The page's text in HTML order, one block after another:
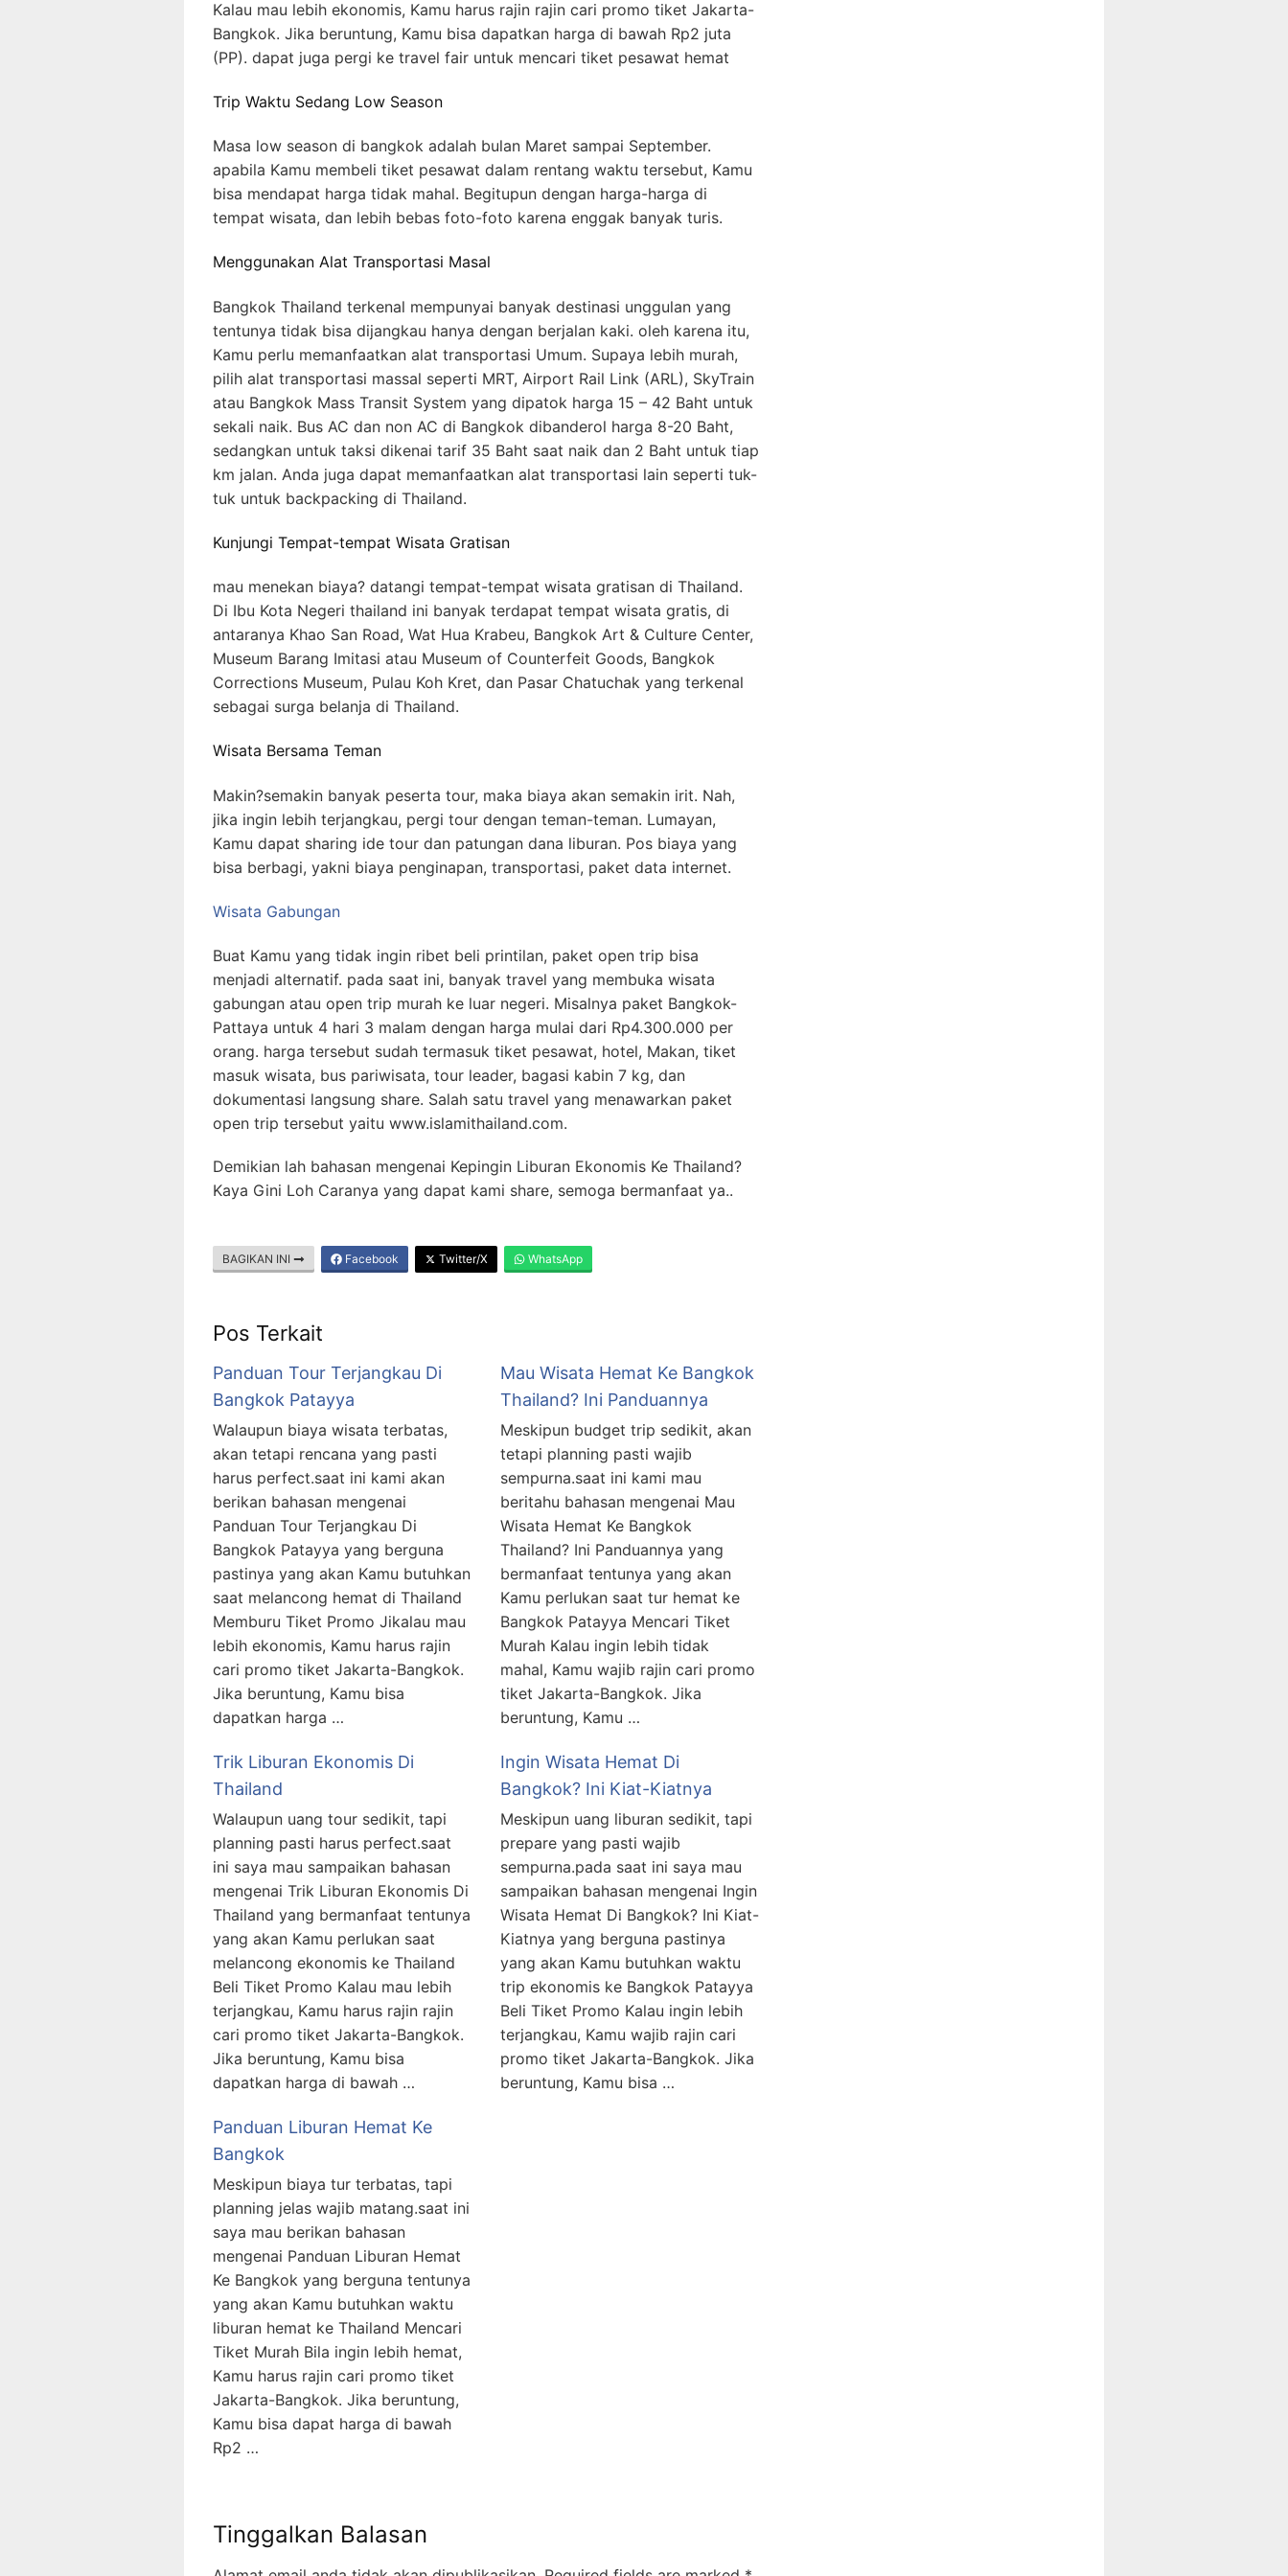
Kalau mau lebih ekonomis, Kamu harus rajin rajin cari promo tiket Jakarta-
Bangkok. Jika beruntung, Kamu bisa dapatkan harga di bawah Rp2 juta
(PP). dapat juga pergi ke travel fair untuk mencari tiket pesawat hemat
Trip Waktu Sedang Low Season
Masa low season di bangkok adalah bulan Maret sampai September.
apabila Kamu membeli tiket pesawat dalam rentang waktu tersebut, Kamu
bisa mendapat harga tidak mahal. Begitupun dengan harga-harga di
tempat wisata, dan lebih bebas foto-foto karena enggak banyak turis.
Menggunakan Alat Transportasi Masal
Bangkok Thailand terkenal mempunyai banyak destinasi unggulan yang
tentunya tidak bisa dijangkau hanya dengan berjalan kaki. oleh karena itu,
Kamu perlu memanfaatkan alat transportasi Umum. Supaya lebih murah,
pilih alat transportasi massal seperti MRT, Airport Rail Link (ARL), SkyTrain
atau Bangkok Mass Transit System yang dipatok harga 15 – 42 Baht untuk
sekali naik. Bus AC dan non AC di Bangkok dibanderol harga 8-20 Baht,
sedangkan untuk taksi dikenai tarif 35 Baht saat naik dan 2 Baht untuk tiap
km jalan. Anda juga dapat memanfaatkan alat transportasi lain seperti tuk-
tuk untuk backpacking di Thailand.
Kunjungi Tempat-tempat Wisata Gratisan
mau menekan biaya? datangi tempat-tempat wisata gratisan di Thailand.
Di Ibu Kota Negeri thailand ini banyak terdapat tempat wisata gratis, di
antaranya Khao San Road, Wat Hua Krabeu, Bangkok Art & Culture Center,
Museum Barang Imitasi atau Museum of Counterfeit Goods, Bangkok
Corrections Museum, Pulau Koh Kret, dan Pasar Chatuchak yang terkenal
sebagai surga belanja di Thailand.
Wisata Bersama Teman
Makin?semakin banyak peserta tour, maka biaya akan semakin irit. Nah,
jika ingin lebih terjangkau, pergi tour dengan teman-teman. Lumayan,
Kamu dapat sharing ide tour dan patungan dana liburan. Pos biaya yang
bisa berbagi, yakni biaya penginapan, transportasi, paket data internet.
Wisata Gabungan
Buat Kamu yang tidak ingin ribet beli printilan, paket open trip bisa
menjadi alternatif. pada saat ini, banyak travel yang membuka wisata
gabungan atau open trip murah ke luar negeri. Misalnya paket Bangkok-
Pattaya untuk 4 hari 3 malam dengan harga mulai dari Rp4.300.000 per
orang. harga tersebut sudah termasuk tiket pesawat, hotel, Makan, tiket
masuk wisata, bus pariwisata, tour leader, bagasi kabin 7 kg, dan
dokumentasi langsung share. Salah satu travel yang menawarkan paket
open trip tersebut yaitu www.islamithailand.com.
Demikian lah bahasan mengenai Kepingin Liburan Ekonomis Ke Thailand?
Kaya Gini Loh Caranya yang dapat kami share, semoga bermanfaat ya..
BAGIKAN INI Facebook Twitter/X WhatsApp
Pos Terkait
Panduan Tour Terjangkau Di
Bangkok Patayya
Walaupun biaya wisata terbatas,
akan tetapi rencana yang pasti
harus perfect.saat ini kami akan
berikan bahasan mengenai
Panduan Tour Terjangkau Di
Bangkok Patayya yang berguna
pastinya yang akan Kamu butuhkan
saat melancong hemat di Thailand
Memburu Tiket Promo Jikalau mau
lebih ekonomis, Kamu harus rajin
cari promo tiket Jakarta-Bangkok.
Jika beruntung, Kamu bisa
dapatkan harga …
Mau Wisata Hemat Ke Bangkok
Thailand? Ini Panduannya
Meskipun budget trip sedikit, akan
tetapi planning pasti wajib
sempurna.saat ini kami mau
beritahu bahasan mengenai Mau
Wisata Hemat Ke Bangkok
Thailand? Ini Panduannya yang
bermanfaat tentunya yang akan
Kamu perlukan saat tur hemat ke
Bangkok Patayya Mencari Tiket
Murah Kalau ingin lebih tidak
mahal, Kamu wajib rajin cari promo
tiket Jakarta-Bangkok. Jika
beruntung, Kamu …
Trik Liburan Ekonomis Di
Thailand
Walaupun uang tour sedikit, tapi
planning pasti harus perfect.saat
ini saya mau sampaikan bahasan
mengenai Trik Liburan Ekonomis Di
Thailand yang bermanfaat tentunya
yang akan Kamu perlukan saat
melancong ekonomis ke Thailand
Beli Tiket Promo Kalau mau lebih
terjangkau, Kamu harus rajin rajin
cari promo tiket Jakarta-Bangkok.
Jika beruntung, Kamu bisa
dapatkan harga di bawah …
Ingin Wisata Hemat Di
Bangkok? Ini Kiat-Kiatnya
Meskipun uang liburan sedikit, tapi
prepare yang pasti wajib
sempurna.pada saat ini saya mau
sampaikan bahasan mengenai Ingin
Wisata Hemat Di Bangkok? Ini Kiat-
Kiatnya yang berguna pastinya
yang akan Kamu butuhkan waktu
trip ekonomis ke Bangkok Patayya
Beli Tiket Promo Kalau ingin lebih
terjangkau, Kamu wajib rajin cari
promo tiket Jakarta-Bangkok. Jika
beruntung, Kamu bisa …
Panduan Liburan Hemat Ke
Bangkok
Meskipun biaya tur terbatas, tapi
planning jelas wajib matang.saat ini
saya mau berikan bahasan
mengenai Panduan Liburan Hemat
Ke Bangkok yang berguna tentunya
yang akan Kamu butuhkan waktu
liburan hemat ke Thailand Mencari
Tiket Murah Bila ingin lebih hemat,
Kamu harus rajin cari promo tiket
Jakarta-Bangkok. Jika beruntung,
Kamu bisa dapat harga di bawah
Rp2 …
Tinggalkan Balasan